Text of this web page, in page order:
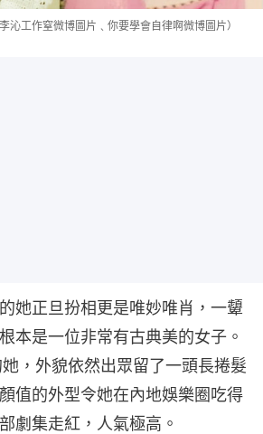
沁工作窒微博圖片﹑你要學會自律啊微博圖片）
她正旦扮相更是唯妙唯肖，一顰
本是一位非常有古典美的女子。
，外貌依然出眾留了一頭長捲髮
值的外型令她在內地娛樂圈吃得
劇集走紅，人氣極高。